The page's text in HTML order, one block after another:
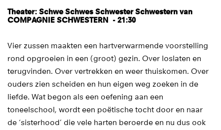
Theater: Schwe Schwes Schwester Schwestern van
COMPAGNIE SCHWESTERN - 21:30
Vier zussen maakten een hartverwarmende voorstelling
rond opgroeien in een (groot) gezin. Over loslaten en
terugvinden. Over vertrekken en weer thuiskomen. Over
ouders zien scheiden en hun eigen weg zoeken in de
liefde. Wat begon als een oefening aan een
toneelschool, wordt een poëtische tocht door en naar
de ‘sisterhood’ die vele harten beroerde en nu dus ook